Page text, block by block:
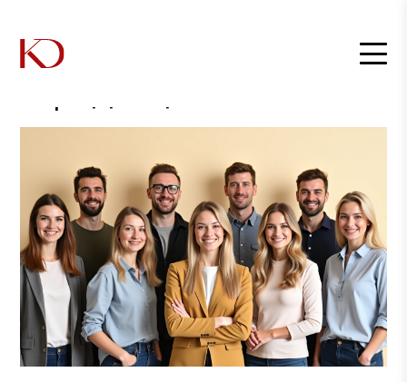
Главная /О редакции